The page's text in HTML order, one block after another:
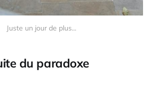
Juste un jour de plus...
du paradoxe